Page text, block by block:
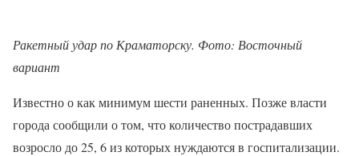
Ракетный удар по Краматорску. Фото: Восточный
вариант
Известно о как минимум шести раненных. Позже власти
города сообщили о том, что количество пострадавших
возросло до 25, 6 из которых нуждаются в госпитализации.